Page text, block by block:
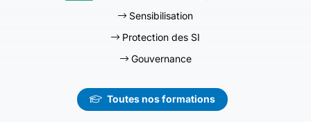
Sensibilisation
Protection des SI
Gouvernance
Toutes nos formations